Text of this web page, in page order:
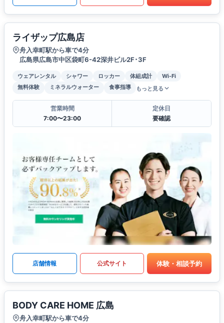
ライザップ広島店
舟入幸町駅から車で4分
広島県広島市中区袋町6-42深井ビル2F･3F
ウェアレンタル シャワー ロッカー 体組成計
Wi-Fi
無料体験
ミネラルウォーター 食事指導 もっと見る
営業時間
7:00〜23:00
定休日
要確認
店舗情報 公式サイト 体験・相談予約
BODY CARE HOME 広島
舟入幸町駅から車で4分